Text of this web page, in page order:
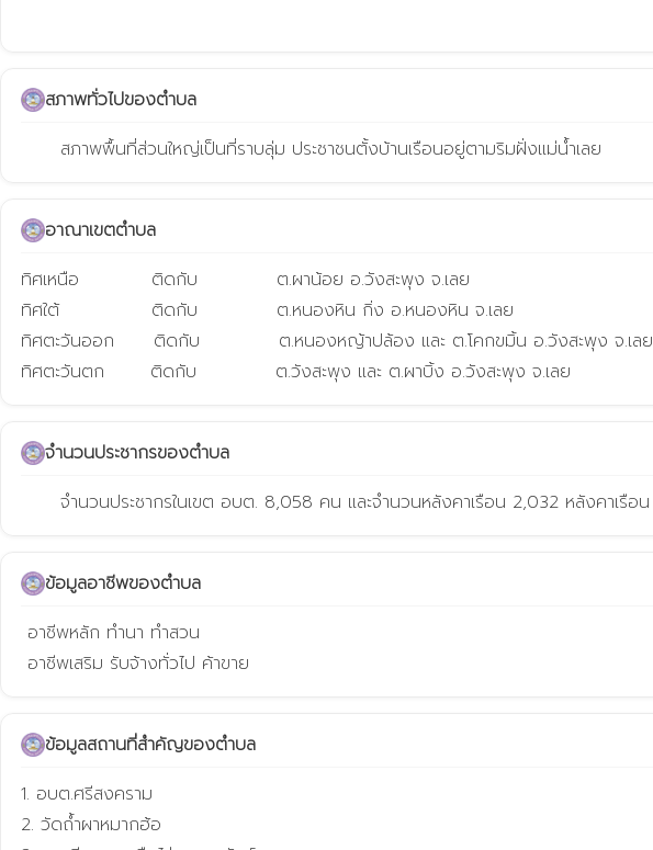
สภาพทั่วไปของตำบล
      สภาพพื้นที่ส่วนใหญ่เป็นที่ราบลุ่ม ประชาชนตั้งบ้านเรือนอยู่ตามริมฝั่งแม่น้ำเลย
อาณาเขตตำบล
ทิศเหนือ           ติดกับ            ต.ผาน้อย อ.วังสะพุง จ.เลย
ทิศใต้              ติดกับ            ต.หนองหิน กิ่ง อ.หนองหิน จ.เลย
ทิศตะวันออก      ติดกับ            ต.หนองหญ้าปล้อง และ ต.โคกขมิ้น อ.วังสะพุง จ.เลย
ทิศตะวันตก       ติดกับ            ต.วังสะพุง และ ต.ผาบิ้ง อ.วังสะพุง จ.เลย
จำนวนประชากรของตำบล
      จำนวนประชากรในเขต อบต. 8,058 คน และจำนวนหลังคาเรือน 2,032 หลังคาเรือน
ข้อมูลอาชีพของตำบล
อาชีพเสริม รับจ้างทั่วไป ค้าขาย
ข้อมูลสถานที่สำคัญของตำบล
1. อบต.ศรีสงคราม
2. วัดถ้ำผาหมากฮ้อ